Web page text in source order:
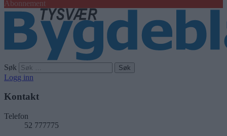
Abonnement
Søk
Logg inn
Kontakt
Telefon
52 777775